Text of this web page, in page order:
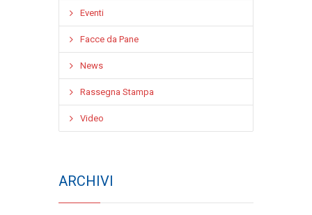
Eventi
Facce da Pane
News
Rassegna Stampa
Video
ARCHIVI